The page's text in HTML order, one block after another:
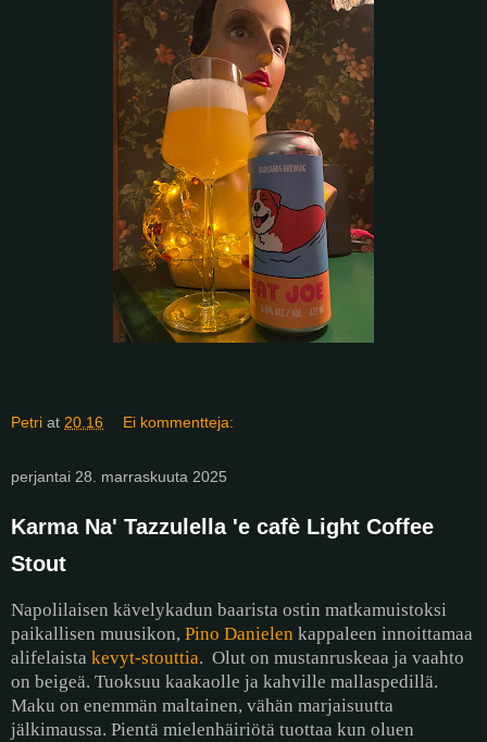
Petri at 20.16 Ei kommentteja:
perjantai 28. marraskuuta 2025
Karma Na' Tazzulella 'e cafè Light Coffee
Stout
Napolilaisen kävelykadun baarista ostin matkamuistoksi
paikallisen muusikon, Pino Danielen kappaleen innoittamaa
alifelaista kevyt-stouttia. Olut on mustanruskeaa ja vaahto
on beigeä. Tuoksuu kaakaolle ja kahville mallaspedillä.
Maku on enemmän maltainen, vähän marjaisuutta
jälkimaussa. Pientä mielenhäiriötä tuottaa kun oluen